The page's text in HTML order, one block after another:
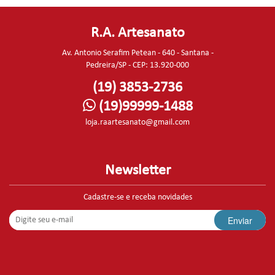
R.A. Artesanato
Av. Antonio Serafim Petean - 640 - Santana -
Pedreira/SP - CEP: 13.920-000
(19) 3853-2736
(19)99999-1488
loja.raartesanato@gmail.com
Newsletter
Cadastre-se e receba novidades
Enviar